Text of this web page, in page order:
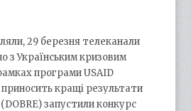
29 березня телеканали
з Українським кризовим
програми USAID
кращі результати
запустили конкурс